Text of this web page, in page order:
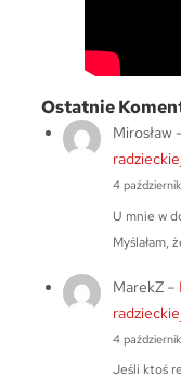
Ostatnie
Mirosław
4
U mnie w
Myślałam,
MarekZ–
4
Jeśli ktoś